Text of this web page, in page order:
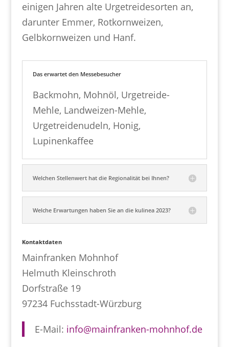
einigen Jahren alte Urgetreidesorten an,
darunter Emmer, Rotkornweizen,
Gelbkornweizen und Hanf.
Das erwartet den Messebesucher
Backmohn, Mohnöl, Urgetreide-
Mehle, Landweizen-Mehle,
Urgetreidenudeln, Honig,
Lupinenkaffee
Welchen Stellenwert hat die Regionalität bei Ihnen?
Welche Erwartungen haben Sie an die kulinea 2023?
Kontaktdaten
Mainfranken Mohnhof
Helmuth Kleinschroth
Dorfstraße 19
97234 Fuchsstadt-Würzburg
E-Mail: info@mainfranken-mohnhof.de